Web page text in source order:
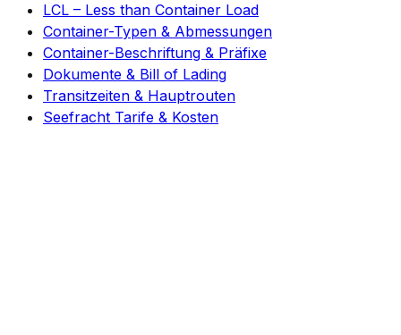
LCL – Less than Container Load
Container-Typen & Abmessungen
Container-Beschriftung & Präfixe
Dokumente & Bill of Lading
Transitzeiten & Hauptrouten
Seefracht Tarife & Kosten